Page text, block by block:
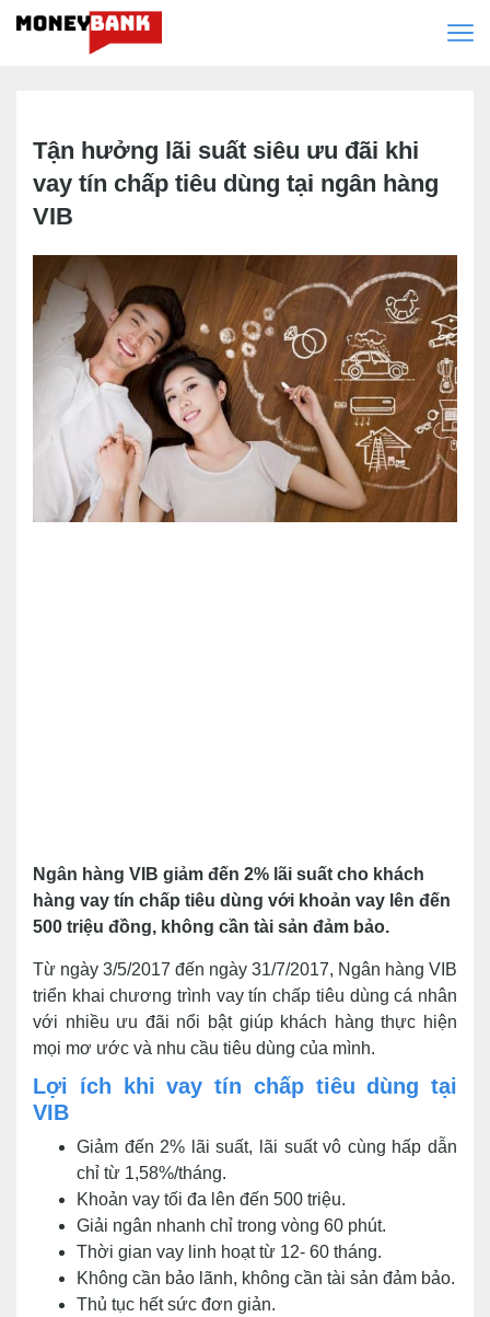
Tận hưởng lãi suất siêu ưu đãi khi
vay tín chấp tiêu dùng tại ngân hàng
VIB
Ngân hàng VIB giảm đến 2% lãi suất cho khách
hàng vay tín chấp tiêu dùng với khoản vay lên đến
500 triệu đồng, không cần tài sản đảm bảo.
Từ ngày 3/5/2017 đến ngày 31/7/2017, Ngân hàng VIB
triển khai chương trình vay tín chấp tiêu dùng cá nhân
với nhiều ưu đãi nổi bật giúp khách hàng thực hiện
mọi mơ ước và nhu cầu tiêu dùng của mình.
Lợi ích khi vay tín chấp tiêu dùng tại
VIB
Giảm đến 2% lãi suất, lãi suất vô cùng hấp dẫn
chỉ từ 1,58%/tháng.
Khoản vay tối đa lên đến 500 triệu.
Giải ngân nhanh chỉ trong vòng 60 phút.
Thời gian vay linh hoạt từ 12- 60 tháng.
Không cần bảo lãnh, không cần tài sản đảm bảo.
Thủ tục hết sức đơn giản.